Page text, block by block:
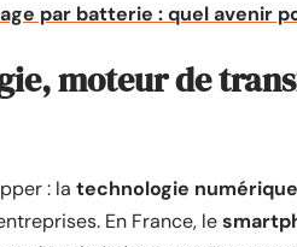
par batterie : quel avenir
moteur de
: la technologie numérique
En France, le